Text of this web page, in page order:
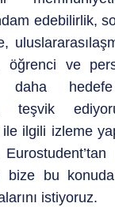
edebilirlik,
öğrenci ve
daha
teşvik
ile ilgili izleme
bize bu
istiyoruz.